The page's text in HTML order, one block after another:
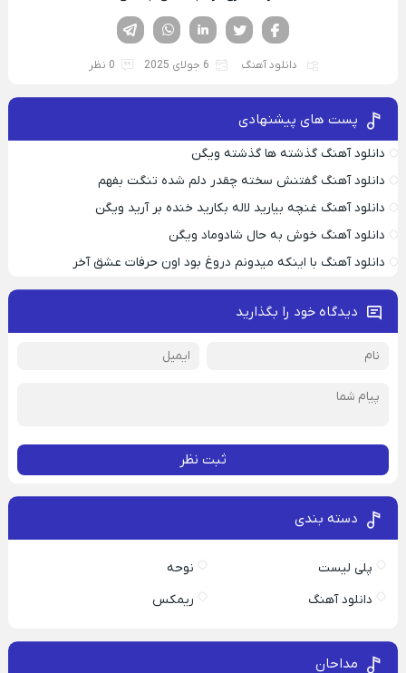
لینکدین تویتر
فیسوک
دانلود آهنگ 6 جولای 2025 0 نظر
پست های پیشنهادی
دانلود آهنگ گذشته ها گذشته ویگن
دانلود آهنگ گفتنش سخته چقدر دلم شده تنگت بفهم
دانلود آهنگ غنچه بیارید لاله بکارید خنده بر آرید ویگن
دانلود آهنگ خوش به حال شادوماد ویگن
دانلود آهنگ با اینکه میدونم دروغ بود اون حرفات عشق آخر
دیدگاه خود را بگذارید
ثبت نظر
دسته بندی
پلی لیست
نوحه
دانلود آهنگ
ریمکس
مداحان